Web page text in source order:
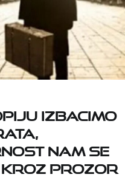
izbacimo
nam se
prozor